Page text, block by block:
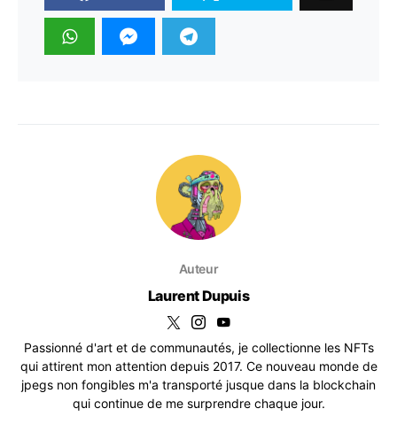
Auteur
Laurent Dupuis
Passionné d'art et de communautés, je collectionne les NFTs
qui attirent mon attention depuis 2017. Ce nouveau monde de
jpegs non fongibles m'a transporté jusque dans la blockchain
qui continue de me surprendre chaque jour.